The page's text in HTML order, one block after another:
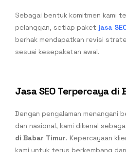
Sebagai bentuk komitmen kami
pelanggan, setiap paket jasa
berhak mendapatkan revisi
sesuai kesepakatan awal.
Jasa SEO Terpercaya di
Dengan pengalaman menangani
dan nasional, kami dikenal sebagai
di Babar Timur. Kepercayaan